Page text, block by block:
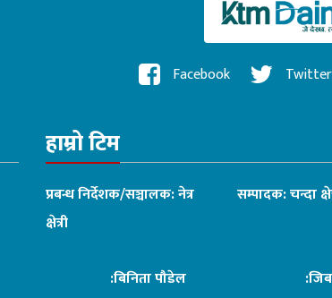
Facebook Twitter
हाम्रो टिम
प्रबन्ध निर्देशक/सञ्चालक: नेत्र
क्षेत्री
सम्पादक: चन्दा
:बिनिता पौडेल :जिबन